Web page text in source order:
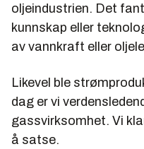
oljeindustrien. Det
kunnskap eller
av vannkraft eller
Likevel ble
dag er vi
gassvirksomhet. Vi
å satse.